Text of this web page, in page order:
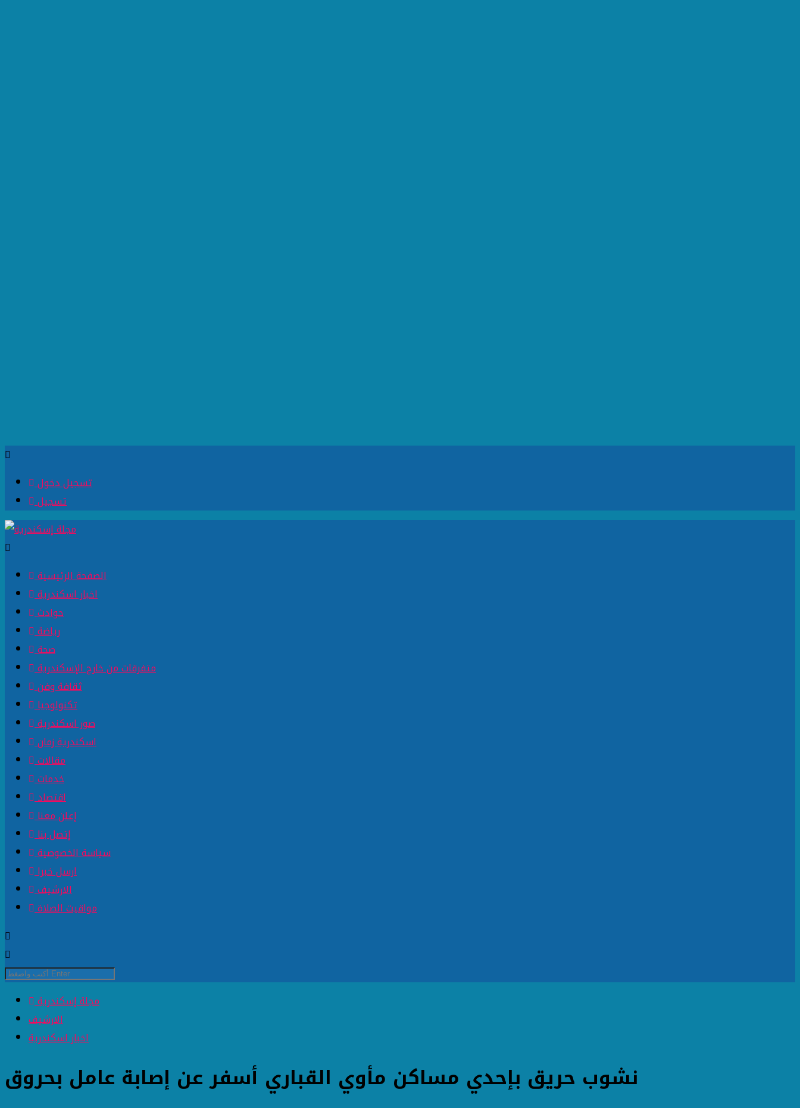
تسجيل دخول
تسجيل
الصفحة الرئيسية
اخبار اسكندرية
حوادث
رياضة
صحة
متفرقات من خارج الإسكندرية
ثقافة وفن
تكنولوجيا
صور اسكندرية
اسكندرية زمان
مقالات
خدمات
اقتصاد
إعلن معنا
إتصل بنا
سياسة الخصوصية
ارسل خبرا
الارشيف
مواقيت الصلاة
مجلة إسكندرية
الارشيف
اخبار اسكندرية
نشوب حريق بإحدي مساكن مأوي القباري أسفر عن إصابة عامل بحروق